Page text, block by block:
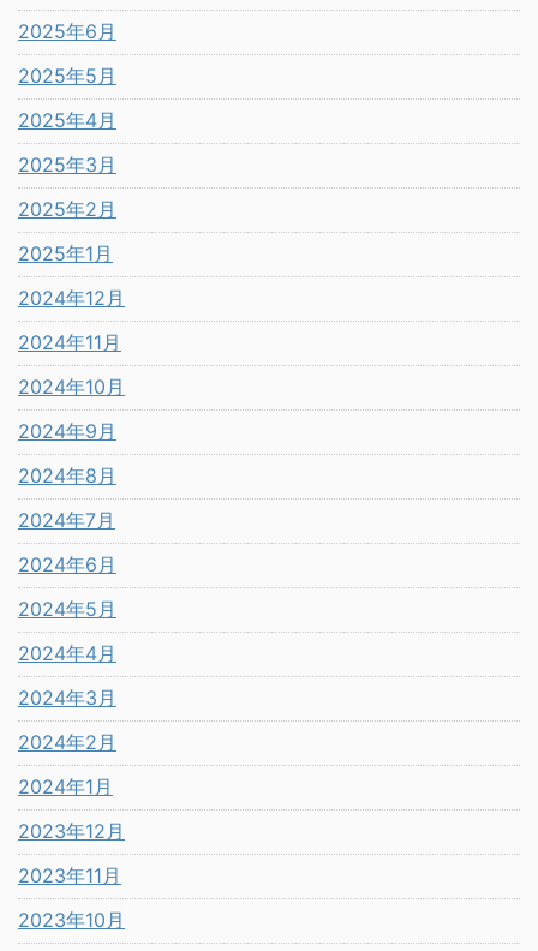
2025年6月
2025年5月
2025年4月
2025年3月
2025年2月
2025年1月
2024年12月
2024年11月
2024年10月
2024年9月
2024年8月
2024年7月
2024年6月
2024年5月
2024年4月
2024年3月
2024年2月
2024年1月
2023年12月
2023年11月
2023年10月